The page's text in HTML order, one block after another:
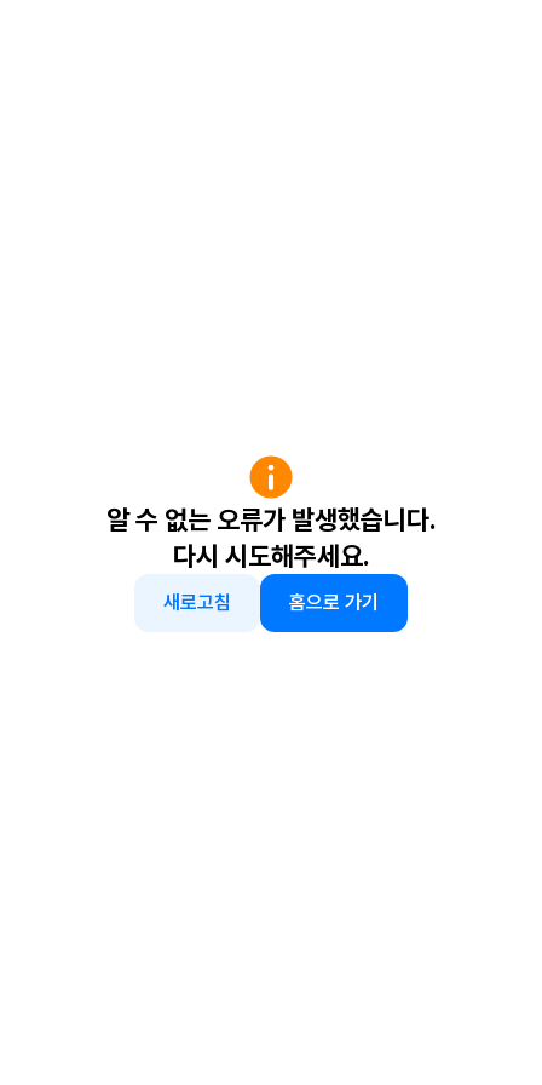
알 수 없는 오류가 발생했습니다.
다시 시도해주세요.
새로고침 홈으로 가기